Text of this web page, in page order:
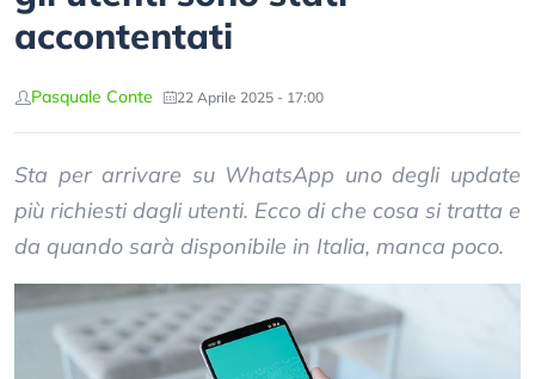
accontentati
Pasquale Conte 22 Aprile 2025 - 17:00
Sta per arrivare su WhatsApp uno degli update
più richiesti dagli utenti. Ecco di che cosa si tratta e
da quando sarà disponibile in Italia, manca poco.